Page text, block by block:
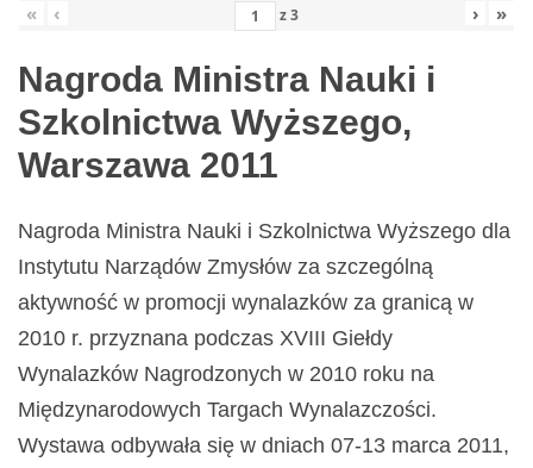
« ‹ z3 › »
Nagroda Ministra Nauki i
Szkolnictwa Wyższego,
Warszawa 2011
Nagroda Ministra Nauki i Szkolnictwa Wyższego dla
Instytutu Narządów Zmysłów za szczególną
aktywność w promocji wynalazków za granicą w
2010 r. przyznana podczas XVIII Giełdy
Wynalazków Nagrodzonych w 2010 roku na
Międzynarodowych Targach Wynalazczości.
Wystawa odbywała się w dniach 07-13 marca 2011,